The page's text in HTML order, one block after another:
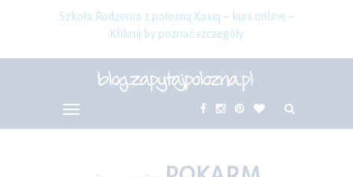
Szkoła Rodzenia z położną Kasią – kurs online –
Kliknij by poznać szczegóły